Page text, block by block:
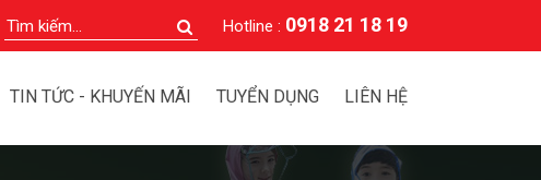
Hotline : 0918 21 18 19
TIN TỨC - KHUYẾN MÃI TUYỂN DỤNG LIÊN HỆ